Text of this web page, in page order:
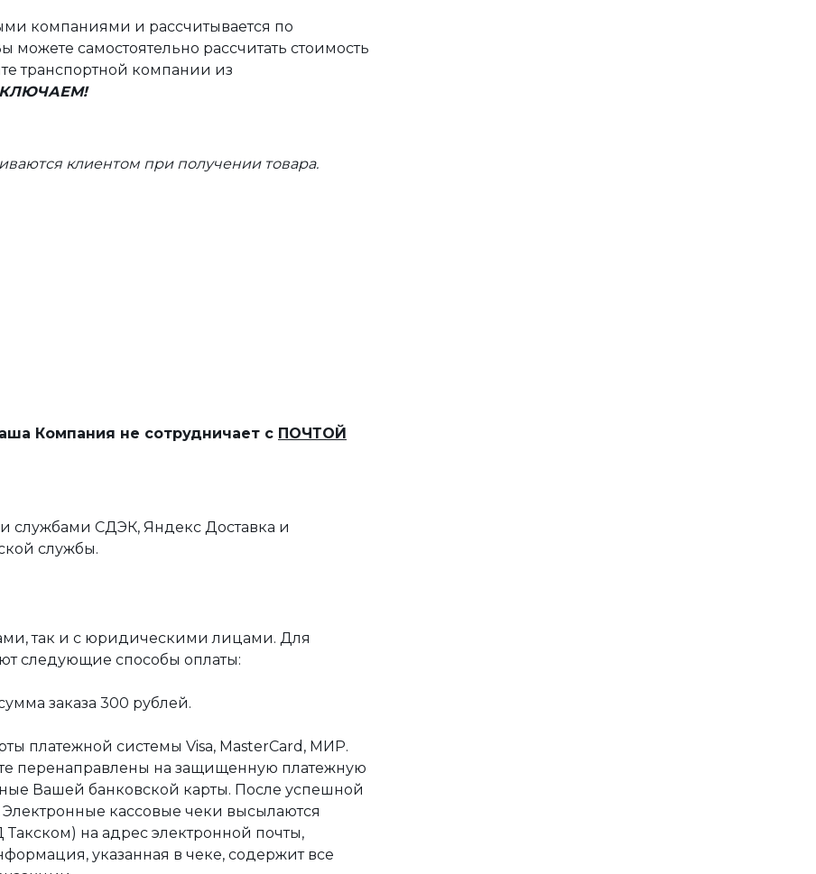
компаниями и рассчитывается по
самостоятельно рассчитать стоимость
транспортной компании из
клиентом при получении товара.
Компания не сотрудничает с ПОЧТОЙ
службами СДЭК, Яндекс Доставка и
службы.
так и с юридическими лицами. Для
следующие способы оплаты:
заказа 300 рублей.
платежной системы Visa, MasterCard, МИР.
перенаправлены на защищенную платежную
Вашей банковской карты. После успешной
кассовые чеки высылаются
на адрес электронной почты,
указанная в чеке, содержит все